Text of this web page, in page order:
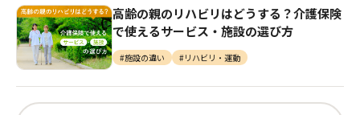
⾼齢の親のリハビリはどうする？介護保険
で使えるサービス・施設の選び⽅
#施設の違い #リハビリ・運動